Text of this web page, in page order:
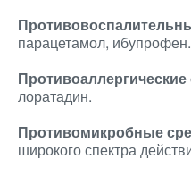
парацетамол, ибупрофен.
Противоаллергические
лоратадин.
Противомикробные
широкого спектра